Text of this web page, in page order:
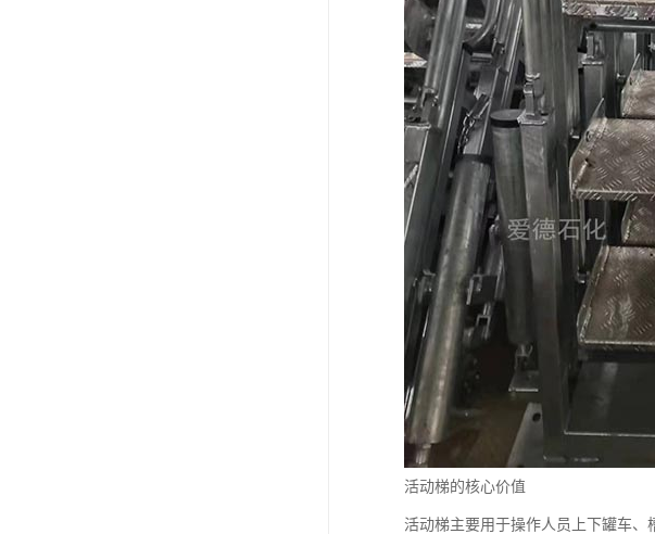
活动梯的核心价值
活动梯主要用于操作人员上下罐车